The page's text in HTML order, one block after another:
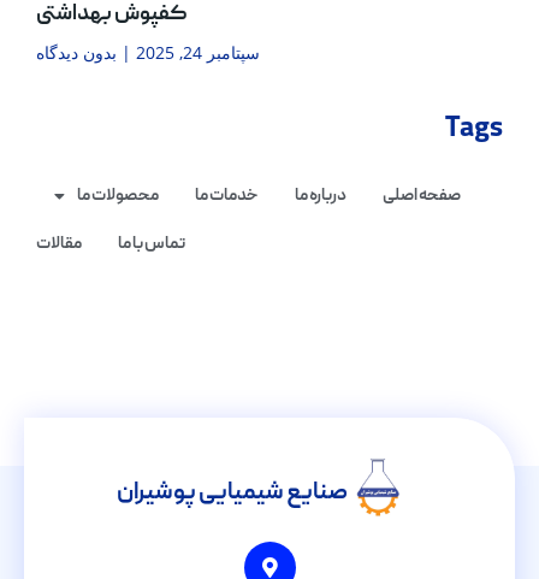
کفپوش بهداشتی
سپتامبر 24, 2025 بدون دیدگاه
Tags
صفحه اصلی درباره ما خدمات ما
محصولات ما
تماس با ما
مقالات
صنایع شیمیایی پوشیران